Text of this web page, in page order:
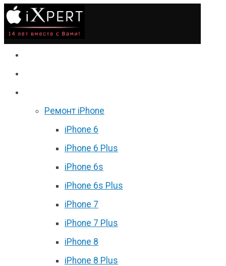
Ремонт iPhone
iPhone 6
iPhone 6 Plus
iPhone 6s
iPhone 6s Plus
iPhone 7
iPhone 7 Plus
iPhone 8
iPhone 8 Plus